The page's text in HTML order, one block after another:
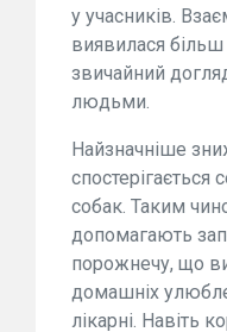
у учасників.
виявилася
звичайний
людьми.
Найзначніше
собак. Таким
допомагають
порожнечу, що
домашніх
лікарні. Навіть